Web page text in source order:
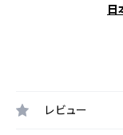
日
レビュー